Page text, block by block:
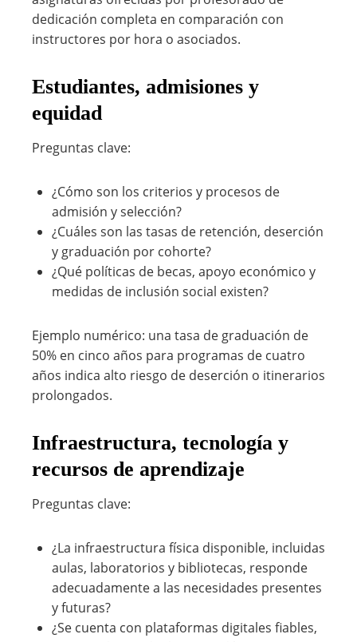
dedicación completa en comparación con
instructores por hora o asociados.
Estudiantes, admisiones y
equidad
Preguntas clave:
¿Cómo son los criterios y procesos de
admisión y selección?
¿Cuáles son las tasas de retención, deserción
y graduación por cohorte?
¿Qué políticas de becas, apoyo económico y
medidas de inclusión social existen?
Ejemplo numérico: una tasa de graduación de
50% en cinco años para programas de cuatro
años indica alto riesgo de deserción o itinerarios
prolongados.
Infraestructura, tecnología y
recursos de aprendizaje
Preguntas clave:
¿La infraestructura física disponible, incluidas
aulas, laboratorios y bibliotecas, responde
adecuadamente a las necesidades presentes
y futuras?
¿Se cuenta con plataformas digitales fiables,